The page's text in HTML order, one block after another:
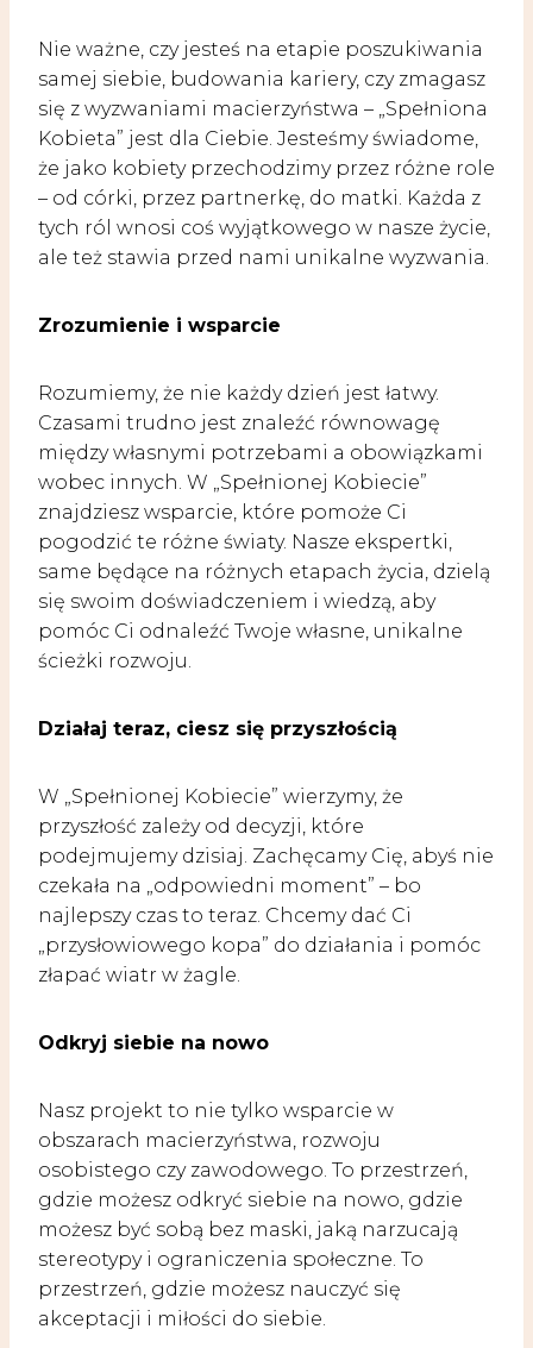
Nie ważne, czy jesteś na etapie poszukiwania
samej siebie, budowania kariery, czy zmagasz
się z wyzwaniami macierzyństwa – „Spełniona
Kobieta” jest dla Ciebie. Jesteśmy świadome,
że jako kobiety przechodzimy przez różne role
– od córki, przez partnerkę, do matki. Każda z
tych ról wnosi coś wyjątkowego w nasze życie,
ale też stawia przed nami unikalne wyzwania.
Zrozumienie i wsparcie
Rozumiemy, że nie każdy dzień jest łatwy.
Czasami trudno jest znaleźć równowagę
między własnymi potrzebami a obowiązkami
wobec innych. W „Spełnionej Kobiecie”
znajdziesz wsparcie, które pomoże Ci
pogodzić te różne światy. Nasze ekspertki,
same będące na różnych etapach życia, dzielą
się swoim doświadczeniem i wiedzą, aby
pomóc Ci odnaleźć Twoje własne, unikalne
ścieżki rozwoju.
Działaj teraz, ciesz się przyszłością
W „Spełnionej Kobiecie” wierzymy, że
przyszłość zależy od decyzji, które
podejmujemy dzisiaj. Zachęcamy Cię, abyś nie
czekała na „odpowiedni moment” – bo
najlepszy czas to teraz. Chcemy dać Ci
„przysłowiowego kopa” do działania i pomóc
złapać wiatr w żagle.
Odkryj siebie na nowo
Nasz projekt to nie tylko wsparcie w
obszarach macierzyństwa, rozwoju
osobistego czy zawodowego. To przestrzeń,
gdzie możesz odkryć siebie na nowo, gdzie
możesz być sobą bez maski, jaką narzucają
stereotypy i ograniczenia społeczne. To
przestrzeń, gdzie możesz nauczyć się
akceptacji i miłości do siebie.